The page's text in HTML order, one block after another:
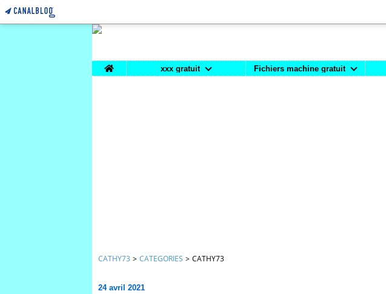
Home xxx gratuit Fichiers machine gratuit
CATHY73 > CATEGORIES > CATHY73
24 avril 2021